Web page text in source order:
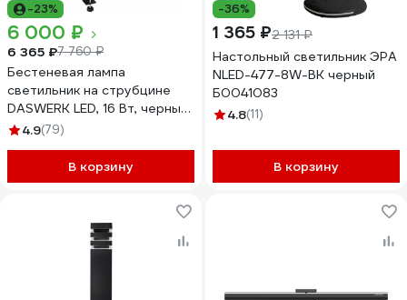
-23%
6 000 ₽
6 365 ₽7 760 ₽
Бестеневая лампа
светильник на струбцине
DASWERK LED, 16 Вт, черный,
высота 70 см, 238331
4.9(79)
В корзину
-36%
1 365 ₽2 131 ₽
Настольный светильник ЭРА
NLED-477-8W-BK черный
Б0041083
4.8(11)
В корзину